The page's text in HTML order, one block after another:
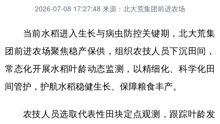
全球连线 教育
科技 科普 体育 文化
健康 军事 访谈 视频
溯源中国 城市 旅游 能源
2026-07-08 17:27:48 来源：北大荒集团前进农场
当前水稻进入生长与病虫防控关键期，北大荒集
团前进农场聚焦稳产保供，组织农技人员下沉田间，
常态化开展水稻叶龄动态监测，以精细化、科学化田
间管护，护航水稻稳健生长、保障粮食丰产。
农技人员选取代表性田块定点观测，跟踪叶龄发